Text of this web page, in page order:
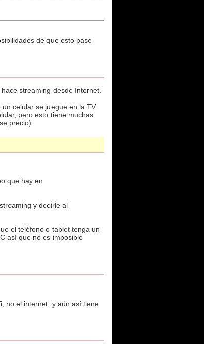
de que esto pase
streaming desde Internet.
celular se juegue en la TV
pero esto tiene muchas
precio).
que hay en
y decirle al
el teléfono o tablet tenga un
así que no es imposible
no el internet, y aún así tiene